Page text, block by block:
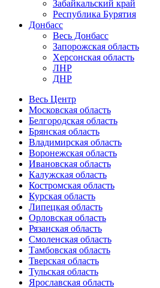
Забайкальский край
Республика Бурятия
Донбасс
Весь Донбасс
Запорожская область
Херсонская область
ЛНР
ДНР
Весь Центр
Московская область
Белгородская область
Брянская область
Владимирская область
Воронежская область
Ивановская область
Калужская область
Костромская область
Курская область
Липецкая область
Орловская область
Рязанская область
Смоленская область
Тамбовская область
Тверская область
Тульская область
Ярославская область